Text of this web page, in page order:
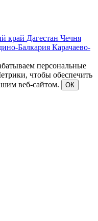
край Дагестан Чечня
Балкария Карачаево-
персональные
чтобы обеспечить
веб-сайтом.
ОК